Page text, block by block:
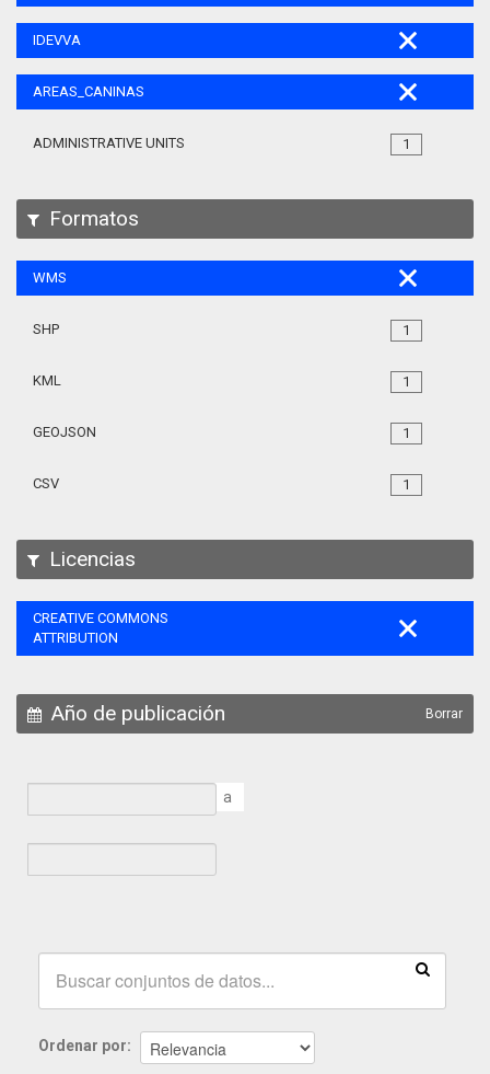
IDEVVA
AREAS_CANINAS
1
ADMINISTRATIVE UNITS
Formatos
WMS
1
SHP
1
KML
1
GEOJSON
1
CSV
Licencias
CREATIVE COMMONS
ATTRIBUTION
Año de publicación Borrar
a
Ordenar por